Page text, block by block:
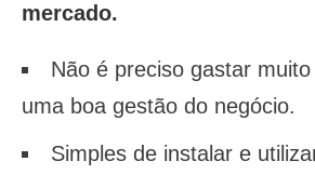
mercado.
Não é preciso gastar
uma boa gestão do negócio.
Simples de instalar e